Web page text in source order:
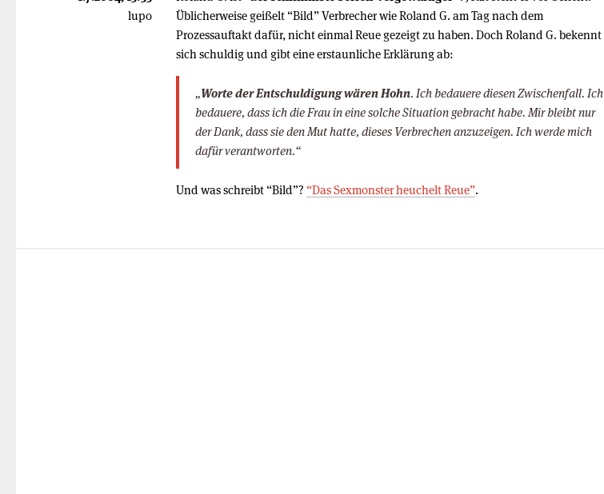
Üblicherweise geißelt “Bild” Verbrecher wie Roland G. am Tag nach dem
Prozessauftakt dafür, nicht einmal Reue gezeigt zu haben. Doch Roland G. bekennt
sich schuldig und gibt eine erstaunliche Erklärung ab:
„Worte der Entschuldigung wären Hohn. Ich bedauere diesen Zwischenfall. Ich
bedauere, dass ich die Frau in eine solche Situation gebracht habe. Mir bleibt nur
der Dank, dass sie den Mut hatte, dieses Verbrechen anzuzeigen. Ich werde mich
dafür verantworten.“
Und was schreibt “Bild”? “Das Sexmonster heuchelt Reue”.
lupo